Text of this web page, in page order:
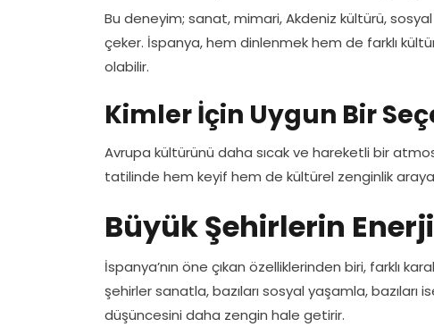
Bu deneyim; sanat, mimari, Akdeniz kültürü,
çeker. İspanya, hem dinlenmek hem de farklı
olabilir.
Kimler İçin Uygun Bir
Avrupa kültürünü daha sıcak ve hareketli bir
tatilinde hem keyif hem de kültürel zenginlik
Büyük Şehirlerin
İspanya’nın öne çıkan özelliklerinden biri, farklı
şehirler sanatla, bazıları sosyal yaşamla,
düşüncesini daha zengin hale getirir.